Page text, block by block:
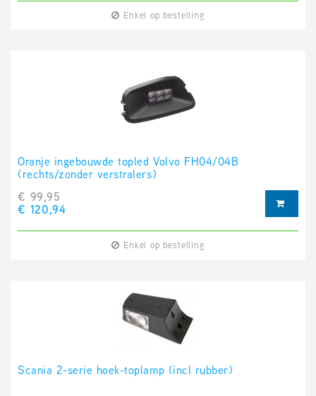
Enkel op bestelling
Oranje ingebouwde topled Volvo FH04/04B
(rechts/zonder verstralers)
€ 99,95
€ 120,94
Enkel op bestelling
Scania 2-serie hoek-toplamp (incl rubber)